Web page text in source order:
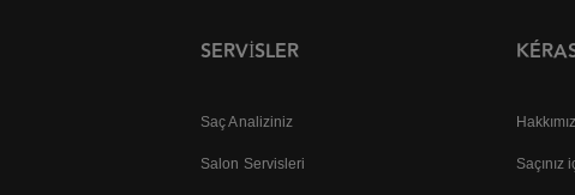
SERVISLER
Saç Analiziniz
Salon Servisleri Saçınız